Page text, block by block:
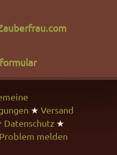
★ Versand
Datenschutz ★
Problem melden